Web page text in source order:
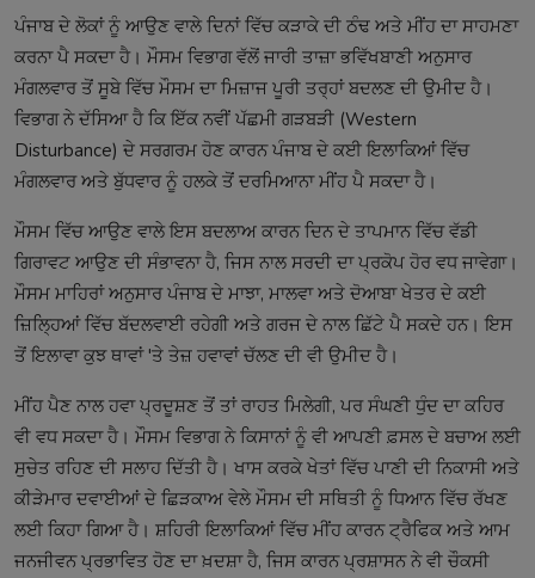
ਪੰਜਾਬ ਦੇ ਲੋਕਾਂ ਨੂੰ ਆਉਣ ਵਾਲੇ ਦਿਨਾਂ ਵਿੱਚ ਕੜਾਕੇ ਦੀ ਠੰਢ ਅਤੇ ਮੀਂਹ ਦਾ ਸਾਹਮਣਾ
ਕਰਨਾ ਪੈ ਸਕਦਾ ਹੈ। ਮੌਸਮ ਵਿਭਾਗ ਵੱਲੋਂ ਜਾਰੀ ਤਾਜ਼ਾ ਭਵਿੱਖਬਾਣੀ ਅਨੁਸਾਰ
ਮੰਗਲਵਾਰ ਤੋਂ ਸੂਬੇ ਵਿੱਚ ਮੌਸਮ ਦਾ ਮਿਜ਼ਾਜ ਪੂਰੀ ਤਰ੍ਹਾਂ ਬਦਲਣ ਦੀ ਉਮੀਦ ਹੈ।
ਵਿਭਾਗ ਨੇ ਦੱਸਿਆ ਹੈ ਕਿ ਇੱਕ ਨਵੀਂ ਪੱਛਮੀ ਗੜਬੜੀ (Western
Disturbance) ਦੇ ਸਰਗਰਮ ਹੋਣ ਕਾਰਨ ਪੰਜਾਬ ਦੇ ਕਈ ਇਲਾਕਿਆਂ ਵਿੱਚ
ਮੰਗਲਵਾਰ ਅਤੇ ਬੁੱਧਵਾਰ ਨੂੰ ਹਲਕੇ ਤੋਂ ਦਰਮਿਆਨਾ ਮੀਂਹ ਪੈ ਸਕਦਾ ਹੈ।
ਮੌਸਮ ਵਿੱਚ ਆਉਣ ਵਾਲੇ ਇਸ ਬਦਲਾਅ ਕਾਰਨ ਦਿਨ ਦੇ ਤਾਪਮਾਨ ਵਿੱਚ ਵੱਡੀ
ਗਿਰਾਵਟ ਆਉਣ ਦੀ ਸੰਭਾਵਨਾ ਹੈ, ਜਿਸ ਨਾਲ ਸਰਦੀ ਦਾ ਪ੍ਰਕੋਪ ਹੋਰ ਵਧ ਜਾਵੇਗਾ।
ਮੌਸਮ ਮਾਹਿਰਾਂ ਅਨੁਸਾਰ ਪੰਜਾਬ ਦੇ ਮਾਝਾ, ਮਾਲਵਾ ਅਤੇ ਦੋਆਬਾ ਖੇਤਰ ਦੇ ਕਈ
ਜ਼ਿਲ੍ਹਿਆਂ ਵਿੱਚ ਬੱਦਲਵਾਈ ਰਹੇਗੀ ਅਤੇ ਗਰਜ ਦੇ ਨਾਲ ਛਿੱਟੇ ਪੈ ਸਕਦੇ ਹਨ। ਇਸ
ਤੋਂ ਇਲਾਵਾ ਕੁਝ ਥਾਵਾਂ 'ਤੇ ਤੇਜ਼ ਹਵਾਵਾਂ ਚੱਲਣ ਦੀ ਵੀ ਉਮੀਦ ਹੈ।
ਮੀਂਹ ਪੈਣ ਨਾਲ ਹਵਾ ਪ੍ਰਦੂਸ਼ਣ ਤੋਂ ਤਾਂ ਰਾਹਤ ਮਿਲੇਗੀ, ਪਰ ਸੰਘਣੀ ਧੁੰਦ ਦਾ ਕਹਿਰ
ਵੀ ਵਧ ਸਕਦਾ ਹੈ। ਮੌਸਮ ਵਿਭਾਗ ਨੇ ਕਿਸਾਨਾਂ ਨੂੰ ਵੀ ਆਪਣੀ ਫ਼ਸਲ ਦੇ ਬਚਾਅ ਲਈ
ਸੁਚੇਤ ਰਹਿਣ ਦੀ ਸਲਾਹ ਦਿੱਤੀ ਹੈ। ਖਾਸ ਕਰਕੇ ਖੇਤਾਂ ਵਿੱਚ ਪਾਣੀ ਦੀ ਨਿਕਾਸੀ ਅਤੇ
ਕੀੜੇਮਾਰ ਦਵਾਈਆਂ ਦੇ ਛਿੜਕਾਅ ਵੇਲੇ ਮੌਸਮ ਦੀ ਸਥਿਤੀ ਨੂੰ ਧਿਆਨ ਵਿੱਚ ਰੱਖਣ
ਲਈ ਕਿਹਾ ਗਿਆ ਹੈ। ਸ਼ਹਿਰੀ ਇਲਾਕਿਆਂ ਵਿੱਚ ਮੀਂਹ ਕਾਰਨ ਟ੍ਰੈਫਿਕ ਅਤੇ ਆਮ
ਜਨਜੀਵਨ ਪ੍ਰਭਾਵਿਤ ਹੋਣ ਦਾ ਖ਼ਦਸ਼ਾ ਹੈ, ਜਿਸ ਕਾਰਨ ਪ੍ਰਸ਼ਾਸਨ ਨੇ ਵੀ ਚੌਕਸੀ